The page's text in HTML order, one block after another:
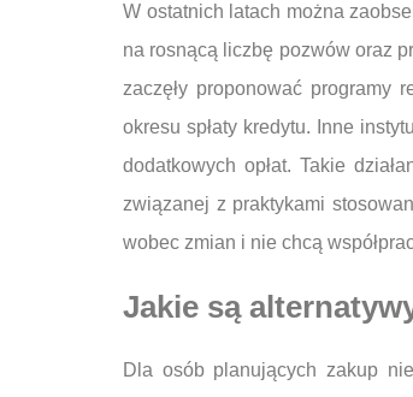
W ostatnich latach można
na rosnącą liczbę pozwów oraz
zaczęły proponować programy
okresu spłaty kredytu. Inne
dodatkowych opłat. Takie
związanej z praktykami
wobec zmian i nie chcą
Jakie są
Dla osób planujących zakup